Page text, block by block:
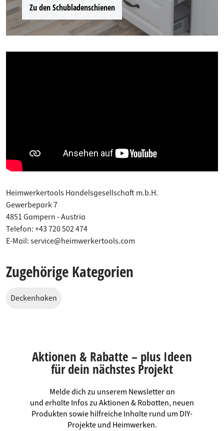
Zu den Schubladenschienen
Heimwerkertools Handelsgesellschaft m.b.H.
Gewerbepark 7
4851 Gampern - Austria
Telefon: +43 720 502 474
E-Mail: service@heimwerkertools.com
Zugehörige Kategorien
Deckenhaken
Aktionen & Rabatte – plus Ideen
für dein nächstes Projekt
Melde dich zu unserem Newsletter an
und erhalte Infos zu Aktionen & Rabatten, neuen
Produkten sowie hilfreiche Inhalte rund um DIY-
Projekte und Heimwerken.